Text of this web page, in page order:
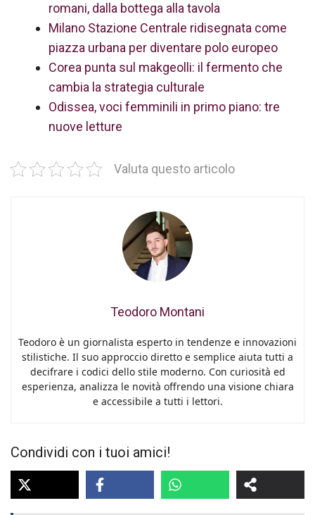
romani, dalla bottega alla tavola
Milano Stazione Centrale ridisegnata come
piazza urbana per diventare polo europeo
Corea punta sul makgeolli: il fermento che
cambia la strategia culturale
Odissea, voci femminili in primo piano: tre
nuove letture
Valuta questo articolo
Teodoro Montani
Teodoro è un giornalista esperto in tendenze e innovazioni
stilistiche. Il suo approccio diretto e semplice aiuta tutti a
decifrare i codici dello stile moderno. Con curiosità ed
esperienza, analizza le novità offrendo una visione chiara
e accessibile a tutti i lettori.
Condividi con i tuoi amici!